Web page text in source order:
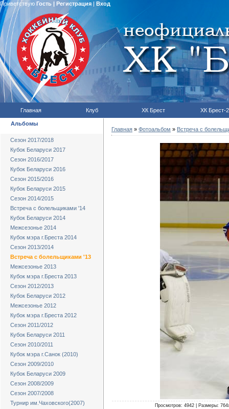
Приветствую Гость | Регистрация| Вход
Главная Клуб ХК Брест ХК Брест-2
Альбомы
Сезон 2017/2018
Кубок Беларуси 2017
Сезон 2016/2017
Кубок Беларуси 2016
Сезон 2015/2016
Кубок Беларуси 2015
Сезон 2014/2015
Встреча с болельщиками '14
Кубок Беларуси 2014
Межсезонье 2014
Кубок мэра г.Бреста 2014
Сезон 2013/2014
Встреча с болельщиками '13
Межсезонье 2013
Кубок мэра г.Бреста 2013
Сезон 2012/2013
Кубок Беларуси 2012
Межсезонье 2012
Кубок мэра г.Бреста 2012
Сезон 2011/2012
Кубок Беларуси 2011
Сезон 2010/2011
Кубок мэра г.Санок (2010)
Сезон 2009/2010
Кубок Беларуси 2009
Сезон 2008/2009
Сезон 2007/2008
Турнир им.Чаховского(2007)
Главная » Фотоальбом » Встреча с
Просмотров: 4942 | Размеры: